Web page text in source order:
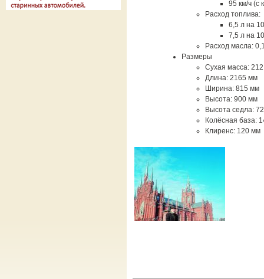
95 км/ч (с
Расход топлива:
6,5 л на
7,5 л на
Расход масла:
Размеры
Сухая масса: 212
Длина: 2165 мм
Ширина: 815 мм
Высота: 900 мм
Высота седла:
Колёсная база:
Клиренс: 120 мм